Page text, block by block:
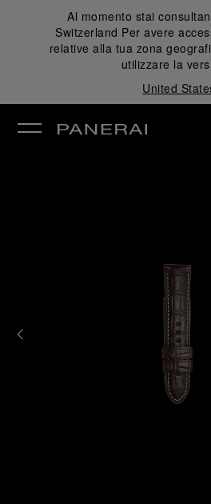
Al momento stai
Switzerland Per avere
relative alla tua zona
utilizzare la
United